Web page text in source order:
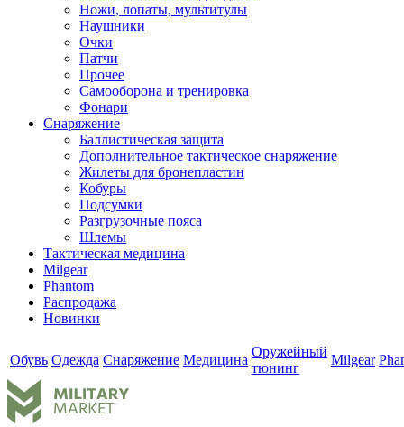
Ножи, лопаты, мультитулы
Наушники
Очки
Патчи
Прочее
Самооборона и тренировка
Фонари
Снаряжение
Баллистическая защита
Дополнительное тактическое снаряжение
Жилеты для бронепластин
Кобуры
Подсумки
Разгрузочные пояса
Шлемы
Тактическая медицина
Milgear
Phantom
Распродажа
Новинки
Обувь Одежда Снаряжение Медицина
Оружейный
тюнинг
Milgear